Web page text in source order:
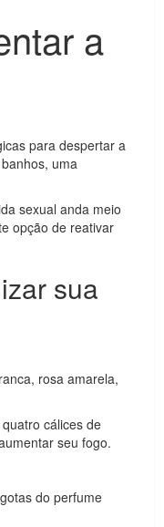
a
para despertar a
uma
sexual anda meio
opção de reativar
sua
rosa amarela,
cálices de
seu fogo.
do perfume